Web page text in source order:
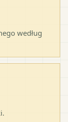
według
.